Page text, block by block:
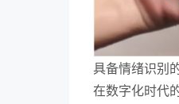
具备情绪识别
在数字化时代